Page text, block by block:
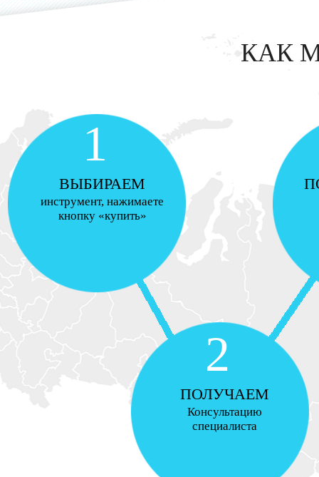
КАК
1
ВЫБИРАЕМ
инструмент, нажимаете
кнопку «купить»
2
ПОЛУЧАЕМ
Консультацию
специалиста